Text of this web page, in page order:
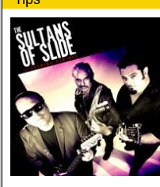
Just Like the Birds
Steve Earle The Low
Highway (New West) Bob
Dylan Another Self Portrait
(Columbia) Halden Electric
Women (Rootsy) Rokia
Traoré Beautiful Africa
(Nonesuch) Sam Baker Say
Grace (Sam Baker Music)
Guy Clark My Favorite